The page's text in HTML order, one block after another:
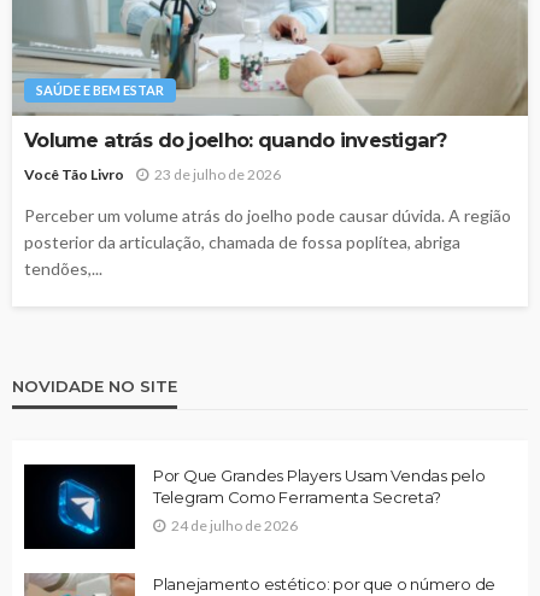
SAÚDE E BEM ESTAR
Volume atrás do joelho: quando investigar?
Você Tão Livro 23 de julho de 2026
Perceber um volume atrás do joelho pode causar dúvida. A região
posterior da articulação, chamada de fossa poplítea, abriga
tendões,...
NOVIDADE NO SITE
Por Que Grandes Players Usam Vendas pelo
Telegram Como Ferramenta Secreta?
24 de julho de 2026
Planejamento estético: por que o número de